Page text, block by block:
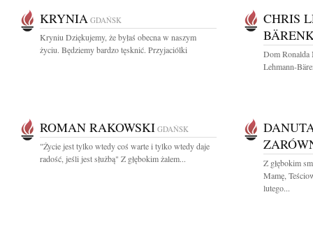
KRYNIA GDAŃSK
Kryniu Dziękujemy, że byłaś obecna w naszym
życiu. Będziemy bardzo tęsknić. Przyjaciólki
CHRIS
Dom Ronalda
Lehmann-
ROMAN RAKOWSKI GDAŃSK
"Życie jest tylko wtedy coś warte i tylko wtedy daje
radość, jeśli jest służbą" Z głębokim żalem...
Z głębokim
Mamę,
lutego...